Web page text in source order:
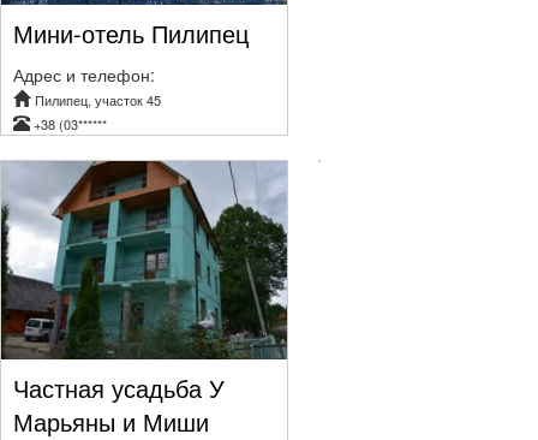
Мини-отель Пилипец
Адрес и телефон:
Пилипец, участок 45
+38 (03******
Частная усадьба У
Марьяны и Миши